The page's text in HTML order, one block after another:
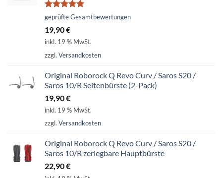
Bewertet
von 5
geprüfte Gesamtbewertungen
19,90€
inkl. 19 % MwSt.
zzgl. Versandkosten
Original Roborock Q Revo Curv / Saros S20 /
Saros 10/R Seitenbürste (2-Pack)
19,90€
inkl. 19 % MwSt.
zzgl. Versandkosten
Original Roborock Q Revo Curv / Saros S20 /
Saros 10/R zerlegbare Hauptbürste
22,90€